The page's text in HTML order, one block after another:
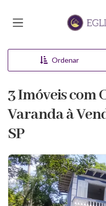
Página
Ordenar
3 Imóveis com
Varanda à
SP